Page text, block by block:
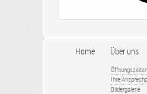
Home Über uns
Ihre
Bildergalerie